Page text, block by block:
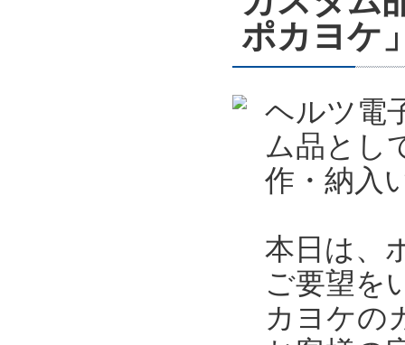
ポカヨケ
ヘルツ電
ム品とし
作・納入
本日は、
ご要望を
カヨケの